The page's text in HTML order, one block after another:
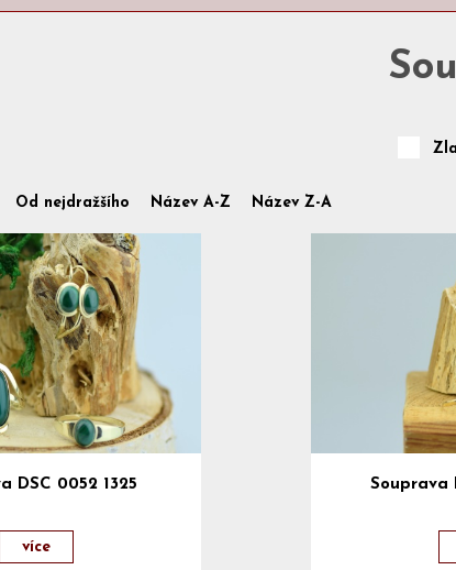
Od nejdražšího Název A-Z Název Z-A
DSC 0052 1325
více
Souprava